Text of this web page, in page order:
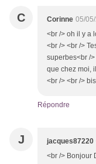
C Corinne 05/
<br /> oh il y a
<br /> <br />
superbes<br /
que chez moi,
<br /> <br />
Répondre
J jacques87220
<br /> Bonjour